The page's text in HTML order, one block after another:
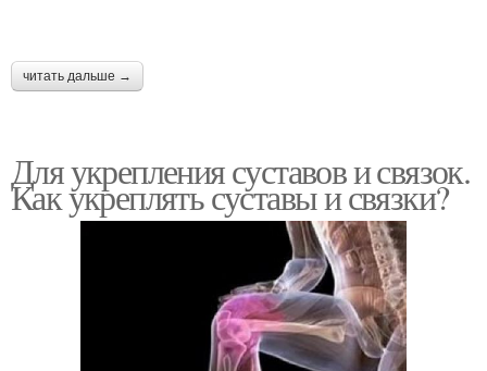
читать дальше →
Для укрепления суставов и связок.
Как укреплять суставы и связки?